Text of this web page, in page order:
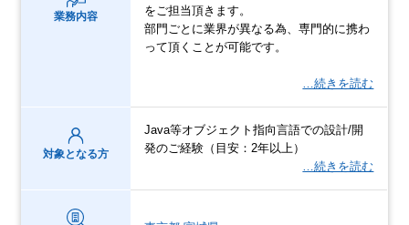
業務内容
をご担当頂きます。
部門ごとに業界が異なる為、専門的に携わ
って頂くことが可能です。
…続きを読む
対象となる方
Java等オブジェクト指向言語での設計/開
発のご経験（目安：2年以上）
…続きを読む